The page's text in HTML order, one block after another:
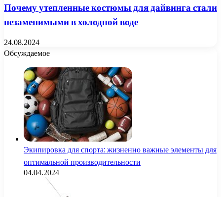
Почему утепленные костюмы для дайвинга стали
незаменимыми в холодной воде
24.08.2024
Обсуждаемое
Экипировка для спорта: жизненно важные элементы для
оптимальной производительности
04.04.2024